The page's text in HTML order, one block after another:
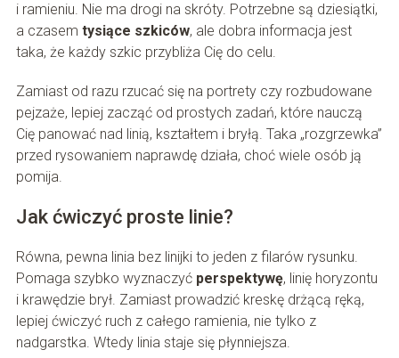
i ramieniu. Nie ma drogi na skróty. Potrzebne są dziesiątki,
a czasem tysiące szkiców, ale dobra informacja jest
taka, że każdy szkic przybliża Cię do celu.
Zamiast od razu rzucać się na portrety czy rozbudowane
pejzaże, lepiej zacząć od prostych zadań, które nauczą
Cię panować nad linią, kształtem i bryłą. Taka „rozgrzewka”
przed rysowaniem naprawdę działa, choć wiele osób ją
pomija.
Jak ćwiczyć proste linie?
Równa, pewna linia bez linijki to jeden z filarów rysunku.
Pomaga szybko wyznaczyć perspektywę, linię horyzontu
i krawędzie brył. Zamiast prowadzić kreskę drżącą ręką,
lepiej ćwiczyć ruch z całego ramienia, nie tylko z
nadgarstka. Wtedy linia staje się płynniejsza.